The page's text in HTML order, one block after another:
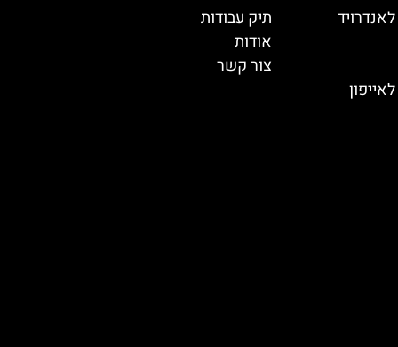
תיק עבודות
אודות
צור קשר